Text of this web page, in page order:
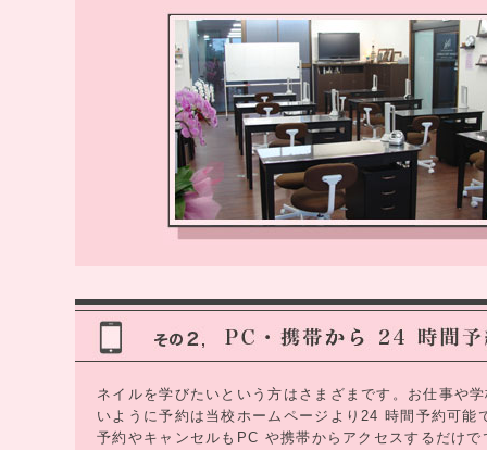
ネイルを学びたいという方はさまざまです。お仕事や
いように予約は当校ホームページより24 時間予約可能
予約やキャンセルもPC や携帯からアクセスするだけ